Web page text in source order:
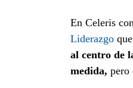
En Celeris
Liderazgo
al centro de
medida, pero